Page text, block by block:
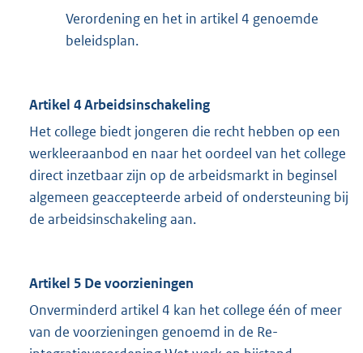
Verordening en het in artikel 4 genoemde
beleidsplan.
Artikel 4 Arbeidsinschakeling
Het college biedt jongeren die recht hebben op een
werkleeraanbod en naar het oordeel van het college
direct inzetbaar zijn op de arbeidsmarkt in beginsel
algemeen geaccepteerde arbeid of ondersteuning bij
de arbeidsinschakeling aan.
Artikel 5 De voorzieningen
Onverminderd artikel 4 kan het college één of meer
van de voorzieningen genoemd in de Re-